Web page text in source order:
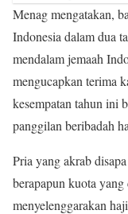
Menag mengatakan,
Indonesia dalam dua
mendalam jemaah
mengucapkan terima
kesempatan tahun ini
panggilan beribadah
Pria yang akrab
berapapun kuota
menyelenggarakan